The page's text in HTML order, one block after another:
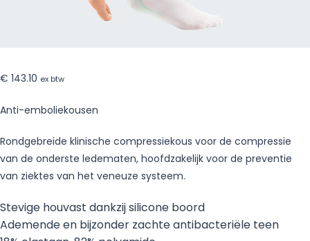
€ 143.10 ex btw
Anti-emboliekousen
Rondgebreide klinische compressiekous voor de compressie
van de onderste ledematen, hoofdzakelijk voor de preventie
van ziektes van het veneuze systeem.
Stevige houvast dankzij silicone boord
Ademende en bijzonder zachte antibacteriële teen